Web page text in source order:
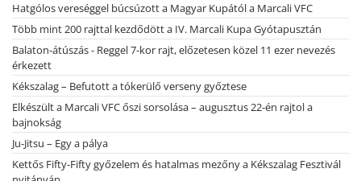
Hatgólos vereséggel búcsúzott a Magyar Kupától a Marcali VFC
Több mint 200 rajttal kezdődött a IV. Marcali Kupa Gyótapusztán
Balaton-átúszás - Reggel 7-kor rajt, előzetesen közel 11 ezer nevezés
érkezett
Kékszalag – Befutott a tókerülő verseny győztese
Elkészült a Marcali VFC őszi sorsolása – augusztus 22-én rajtol a
bajnokság
Ju-Jitsu – Egy a pálya
Kettős Fifty-Fifty győzelem és hatalmas mezőny a Kékszalag Fesztivál